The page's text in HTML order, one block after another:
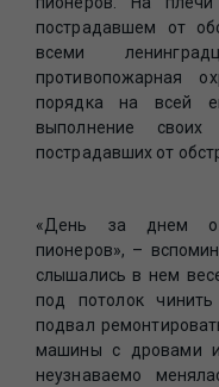
пострадавшем от
всеми
противопожарная
порядка на всей
выполнение
пострадавших от
«День за днем
пионеров», –
слышались в нем
под потолок чинить
подвал
машины с дровами
неузнаваемо